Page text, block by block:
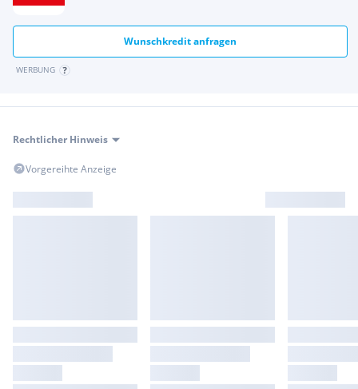
Wunschkredit anfragen
WERBUNG
Rechtlicher Hinweis
Vorgereihte Anzeige